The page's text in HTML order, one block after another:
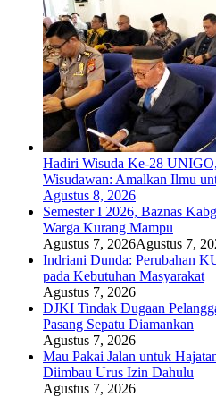
Hadiri Wisuda Ke-28
Wisudawan: Amalkan Ilmu
Agustus 8, 2026
Semester I 2026, Baznas
Warga Kurang Mampu
Agustus 7, 2026Agustus 7,
Indriani Dunda: Perubahan
pada Kebutuhan Masyarakat
Agustus 7, 2026
DJKI Tindak Dugaan
Pasang Sepatu Diamankan
Agustus 7, 2026
Mau Pakai Jalan untuk
Diimbau Urus Izin Dahulu
Agustus 7, 2026